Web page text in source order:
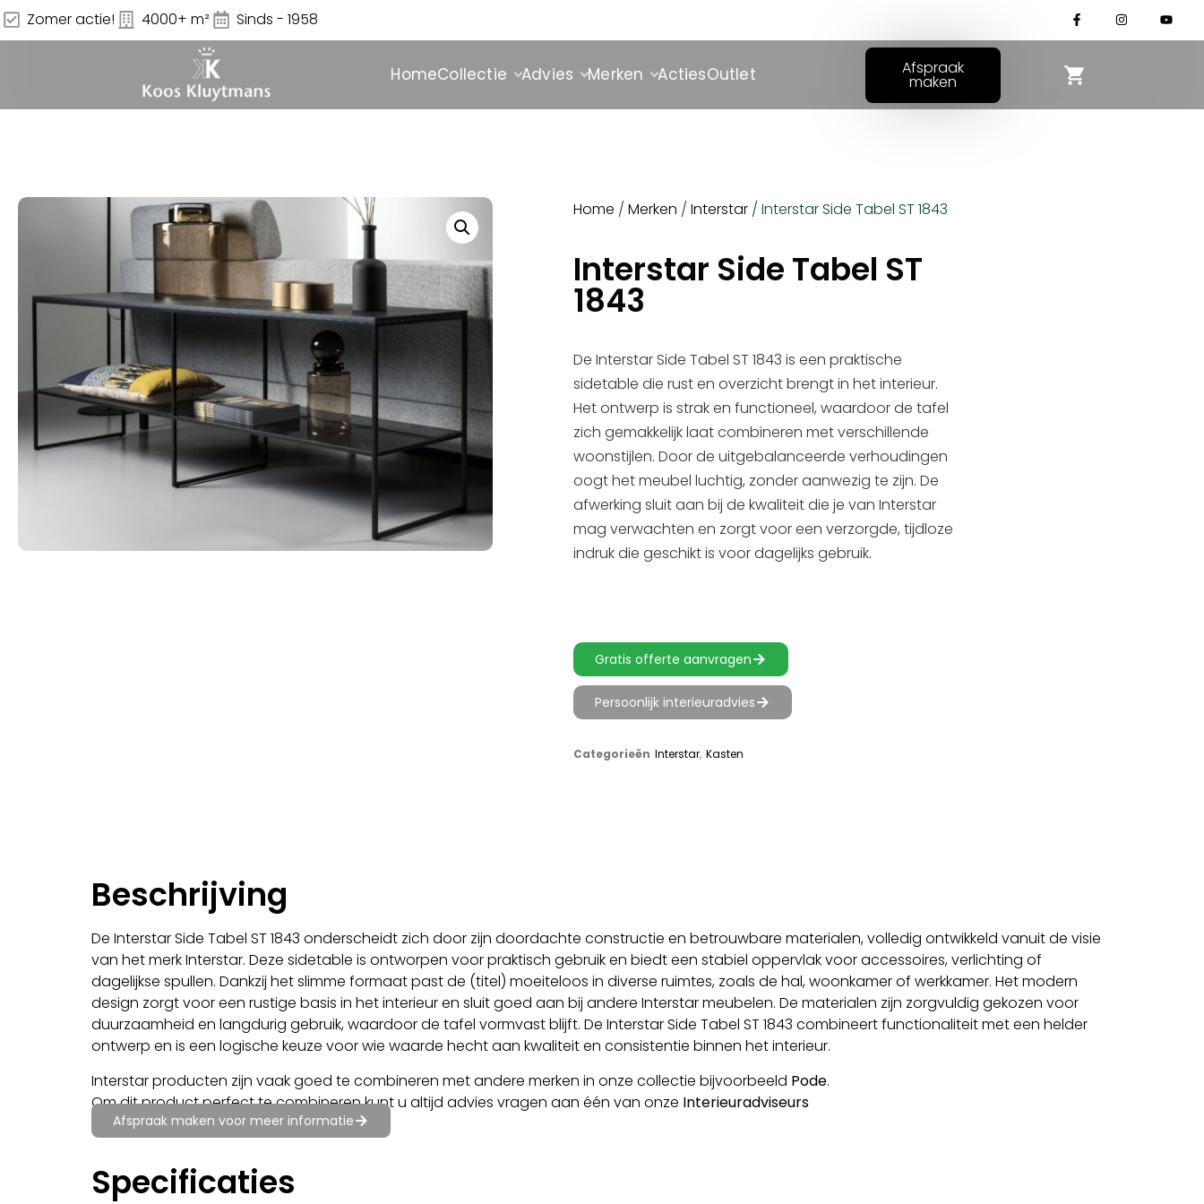
Zomer actie! 4000+ m² Sinds - 1958
HomeCollectie Advies Merken ActiesOutlet Afspraak
maken
Home / Merken / Interstar / Interstar Side Tabel ST 1843
Interstar Side Tabel ST
1843
De Interstar Side Tabel ST 1843 is een praktische
sidetable die rust en overzicht brengt in het interieur.
Het ontwerp is strak en functioneel, waardoor de tafel
zich gemakkelijk laat combineren met verschillende
woonstijlen. Door de uitgebalanceerde verhoudingen
oogt het meubel luchtig, zonder aanwezig te zijn. De
afwerking sluit aan bij de kwaliteit die je van Interstar
mag verwachten en zorgt voor een verzorgde, tijdloze
indruk die geschikt is voor dagelijks gebruik.
Gratis offerte aanvragen
Persoonlijk interieuradvies
Categorieën Interstar, Kasten
Beschrijving
De Interstar Side Tabel ST 1843 onderscheidt zich door zijn doordachte constructie en betrouwbare materialen, volledig ontwikkeld vanuit de visie
van het merk Interstar. Deze sidetable is ontworpen voor praktisch gebruik en biedt een stabiel oppervlak voor accessoires, verlichting of
dagelijkse spullen. Dankzij het slimme formaat past de (titel) moeiteloos in diverse ruimtes, zoals de hal, woonkamer of werkkamer. Het modern
design zorgt voor een rustige basis in het interieur en sluit goed aan bij andere Interstar meubelen. De materialen zijn zorgvuldig gekozen voor
duurzaamheid en langdurig gebruik, waardoor de tafel vormvast blijft. De Interstar Side Tabel ST 1843 combineert functionaliteit met een helder
ontwerp en is een logische keuze voor wie waarde hecht aan kwaliteit en consistentie binnen het interieur.
Interstar producten zijn vaak goed te combineren met andere merken in onze collectie bijvoorbeeld Pode.
Om dit product perfect te combineren kunt u altijd advies vragen aan één van onze Interieuradviseurs
Afspraak maken voor meer informatie
Specificaties